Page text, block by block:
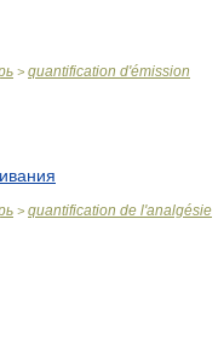
> quantification d'émission
> quantification de l'analgésie